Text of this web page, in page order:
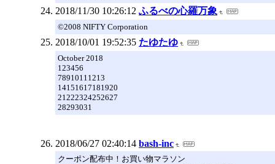
2018/11/30 10:26:12 ふるべの心羅万象
©2008 NIFTY Corporation
2018/10/01 19:52:35 たゆたゆ
October 2018
123456
78910111213
14151617181920
21222324252627
28293031
2018/06/27 02:40:14 bash-inc
クーポン配布中！お買い物マラソン